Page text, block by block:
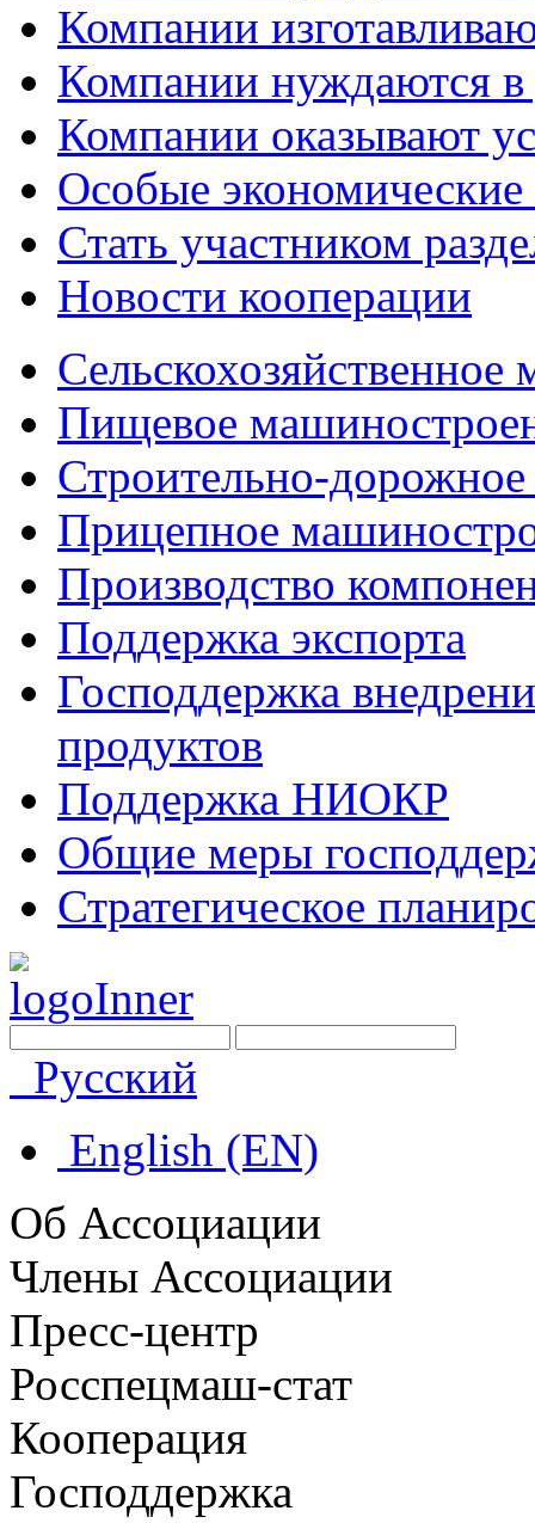
Компании
Компании нуждаются в
Компании оказывают
Особые
Стать участником
Новости кооперации
Пищевое
Строительно-
Прицепное
Производство
Поддержка экспорта
Господдержка
продуктов
Поддержка НИОКР
Общие меры
Стратегическое
Русский
English (EN)
Об Ассоциации
Члены Ассоциации
Пресс-центр
Росспецмаш-стат
Кооперация
Господдержка